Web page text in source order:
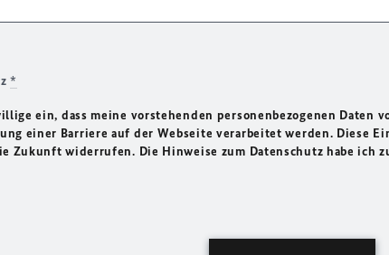
*
ein, dass meine vorstehenden personenbezogenen Daten
einer Barriere auf der Webseite verarbeitet werden. Diese
Zukunft widerrufen. Die Hinweise zum Datenschutz habe ich